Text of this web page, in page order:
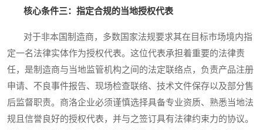
核心条件三：指定合规的当地授权代表
对于非本国制造商，多数国家法规要求其在目标市场境内指
定一名法律实体作为授权代表。这位代表承担着重要的法律责
任，是制造商与当地监管机构之间的法定联络点，负责产品注册
申请、不良事件报告、现场检查联络、技术文件保存以及部分售
后监督职责。商洛企业必须谨慎选择具备专业资质、熟悉当地法
规且信誉良好的授权代表，并与之签订具有法律约束力的协议。